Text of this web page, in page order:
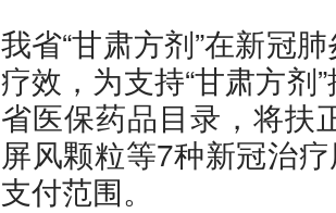
我省“甘肃方剂”在新冠
疗效，为支持“甘肃方剂
省医保药品目录，将扶
屏风颗粒等7种新冠治
支付范围。